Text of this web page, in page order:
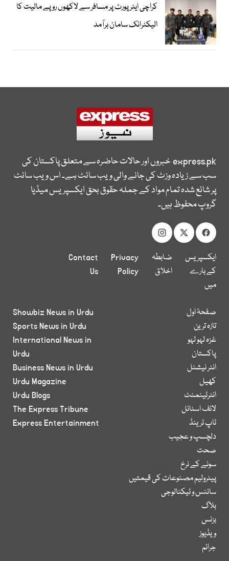
کراچی ایئرپورٹ پر مسافر سے لاکھوں روپے مالیت کا
الیکٹرانک سامان برآمد
express.pkخبروں اور حالات حاضرہ سے متعلق پاکستان کی
سب سے زیادہ وزٹ کی جانے والی ویب سائٹ ہے۔ اس ویب سائٹ
پر شائع شدہ تمام مواد کے جملہ حقوق بحق ایکسپریس میڈیا
گروپ محفوظ ہیں۔
ایکسپریس
کے بارے
میں
ضابطہ
اخلاق
Privacy
Policy
Contact
Us
صفحۂ اول
تازہ ترین
غزہ لہو لہو
پاکستان
انٹر نیشنل
کھیل
انٹرٹینمنٹ
لائف اسٹائل
ٹاپ ٹرینڈ
دلچسپ و عجیب
صحت
سونے کے نرخ
پیٹرولیم مصنوعات کی قیمتیں
سائنس و ٹیکنالوجی
بلاگ
بزنس
ویڈیوز
جرائم
Showbiz News in Urdu
Sports News in Urdu
International News in
Urdu
Business News in Urdu
Urdu Magazine
Urdu Blogs
The Express Tribune
Express Entertainment